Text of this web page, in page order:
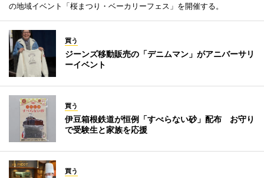
の地域イベント「桜まつり・ベーカリーフェス」を開催する。
買う
ジーンズ移動販売の「デニムマン」がアニバーサリ
ーイベント
買う
伊豆箱根鉄道が恒例「すべらない砂」配布 お守り
で受験生と家族を応援
買う